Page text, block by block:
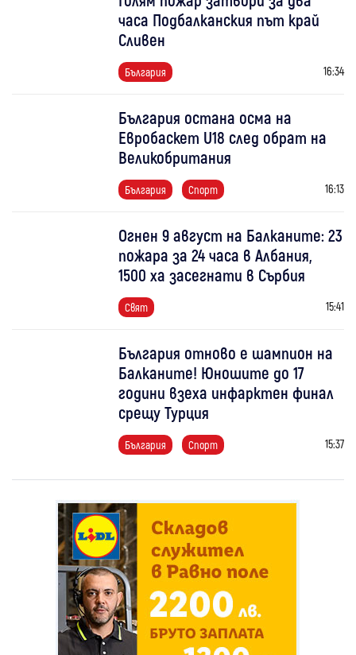
часа Подбалканския път край
Сливен
България 16:34
България остана осма на
Евробаскет U18 след обрат на
Великобритания
България Спорт 16:13
Огнен 9 август на Балканите: 23
пожара за 24 часа в Албания,
1500 ха засегнати в Сърбия
Свят 15:41
България отново е шампион на
Балканите! Юношите до 17
години взеха инфарктен финал
срещу Турция
България Спорт 15:37